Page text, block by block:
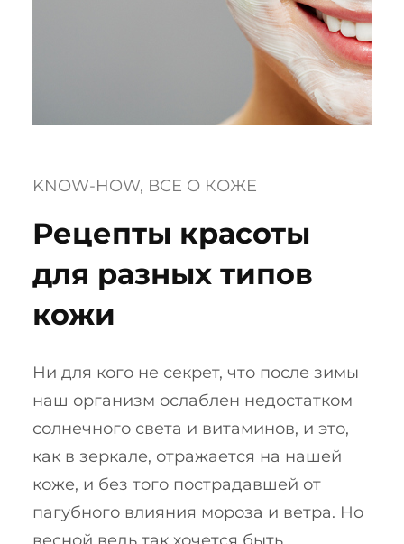
KNOW-HOW, ВСЕ О КОЖЕ
Рецепты красоты
для разных типов
кожи
Ни для кого не секрет, что после зимы
наш организм ослаблен недостатком
солнечного света и витаминов, и это,
как в зеркале, отражается на нашей
коже, и без того пострадавшей от
пагубного влияния мороза и ветра. Но